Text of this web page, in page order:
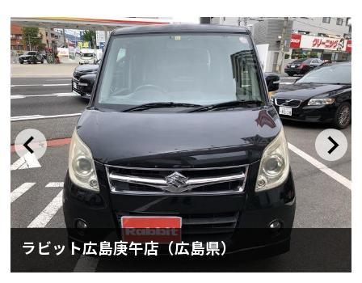
ラビット広島庚午店（広島県）